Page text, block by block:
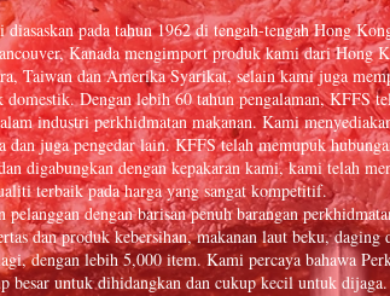
diasaskan pada tahun 1962 di tengah-tengah Hong
Kanada mengimport produk kami dari Hong
Taiwan dan Amerika Syarikat, selain kami juga
Dengan lebih 60 tahun pengalaman, KFFS
industri perkhidmatan makanan. Kami
dan juga pengedar lain. KFFS telah memupuk
digabungkan dengan kepakaran kami, kami telah
terbaik pada harga yang sangat kompetitif.
pelanggan dengan barisan penuh barangan
dan produk kebersihan, makanan laut beku,
dengan lebih 5,000 item. Kami percaya bahawa
besar untuk dihidangkan dan cukup kecil untuk dijaga.